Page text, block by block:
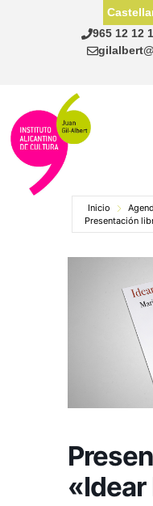
965 12 12
Inicio
Presentación